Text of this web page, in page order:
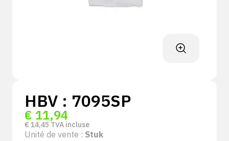
HBV : 7095SP
€ 11,94
€ 14,45 TVA incluse
Unité de vente : Stuk